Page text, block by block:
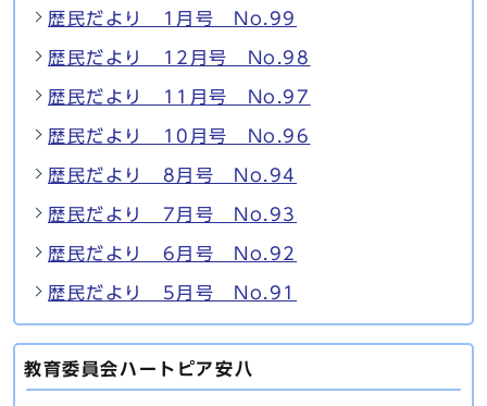
歴民だより 1月号 No.99
歴民だより 12月号 No.98
歴民だより 11月号 No.97
歴民だより 10月号 No.96
歴民だより 8月号 No.94
歴民だより 7月号 No.93
歴民だより 6月号 No.92
歴民だより 5月号 No.91
教育委員会ハートピア安八